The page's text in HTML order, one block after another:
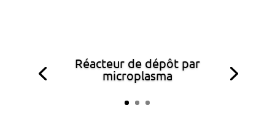
Réacteur de dépôt par
microplasma